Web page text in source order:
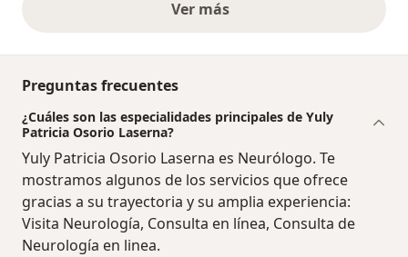
Ver másopiniones anteriores
Preguntas frecuentes
¿Cuáles son las especialidades principales de Yuly
Patricia Osorio Laserna?
Yuly Patricia Osorio Laserna es Neurólogo. Te
mostramos algunos de los servicios que ofrece
gracias a su trayectoria y su amplia experiencia:
Visita Neurología, Consulta en línea, Consulta de
Neurología en linea.